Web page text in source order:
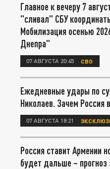
Главное к вечеру 7
"сливал" СБУ
Мобилизация осенью
Днепра"
07 АВГУСТА 20:45 СВО
Ежедневные удары по
Николаев. Зачем Россия
07 АВГУСТА 18:21
Россия ставит Армении
будет дальше – прогноз